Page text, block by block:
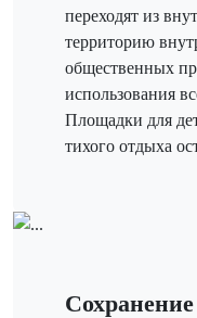
переходят из
территорию
общественных
использования
Площадки для
тихого отдыха